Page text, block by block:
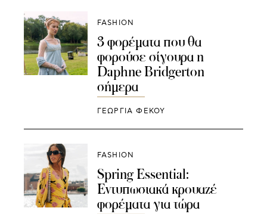
FASHION
3 φορέματα που θα
φορούσε σίγουρα η
Daphne Bridgerton
σήμερα
ΓΕΩΡΓΙΑ ΦΕΚΟΥ
FASHION
Spring Essential:
Εντυπωσιακά κρουαζέ
φορέματα για τώρα